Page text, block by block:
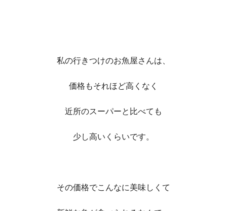
私の行きつけのお魚屋さんは、
価格もそれほど高くなく
近所のスーパーと比べても
少し高いくらいです。
その価格でこんなに美味しくて